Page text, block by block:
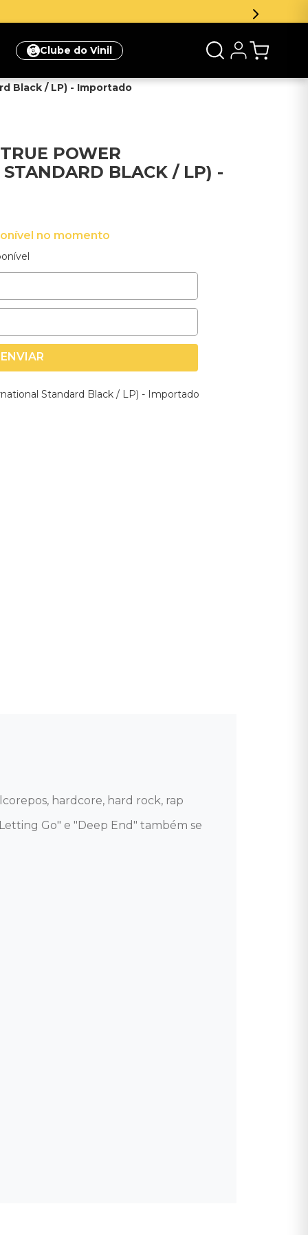
Clube do Vinil
Black / LP) - Importado
POWER
BLACK / LP) -
no momento
ENVIAR
Standard Black / LP) - Importado
hardcore, hard rock, rap
Go" e "Deep End" também se